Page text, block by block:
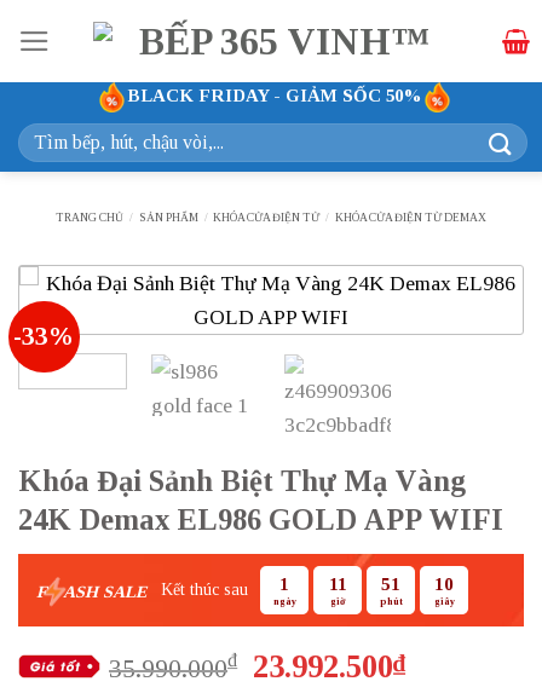
qua
nội
dung
BLACK FRIDAY - GIẢM SỐC 50%
Tìm
kiếm:
TRANG CHỦ / SẢN PHẨM / KHÓA CỬA ĐIỆN TỬ / KHÓA CỬA ĐIỆN TỪ DEMAX
-33%
Khóa Đại Sảnh Biệt Thự Mạ Vàng
24K Demax EL986 GOLD APP WIFI
F ASH SALE Kết thúc sau 1
ngày
11
giờ
51
phút
10
giây
35.990.000₫
Giá
23.992.500₫Giá